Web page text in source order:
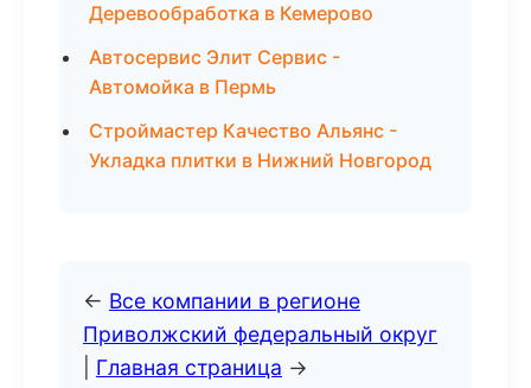
Деревообработка в Кемерово
Автосервис Элит Сервис -
Автомойка в Пермь
Строймастер Качество Альянс -
Укладка плитки в Нижний Новгород
← Все компании в регионе
Приволжский федеральный округ
Главная страница →